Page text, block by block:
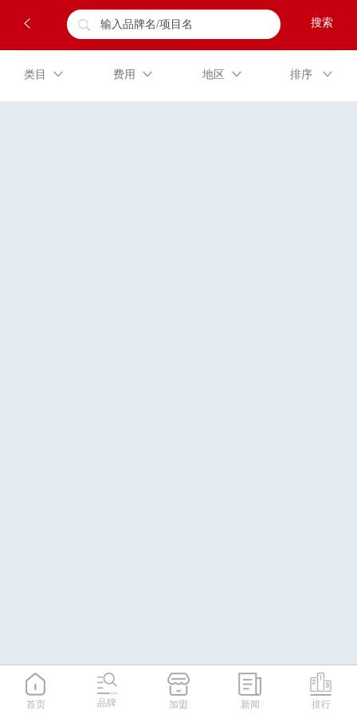
✕
类目 费用 地区 排序
首页 品牌 加盟 新闻 排行